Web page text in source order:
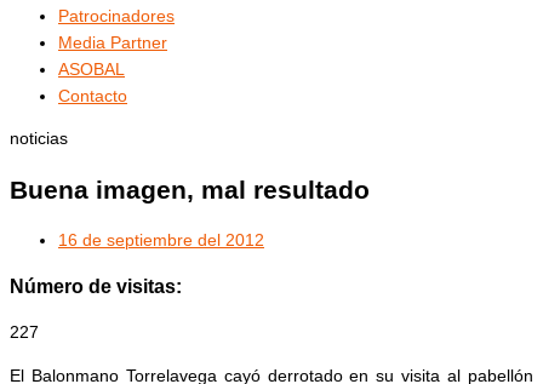
Patrocinadores
Media Partner
ASOBAL
Contacto
noticias
Buena imagen, mal resultado
16 de septiembre del 2012
Número de visitas:
227
El Balonmano Torrelavega cayó derrotado en su visita al pabellón